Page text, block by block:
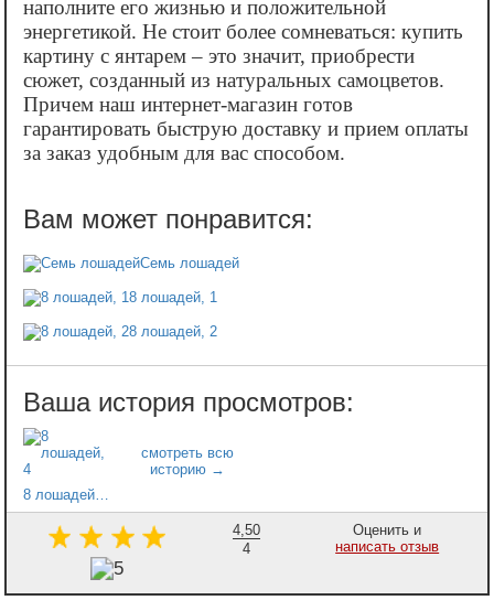
наполните его жизнью и положительной
энергетикой. Не стоит более сомневаться: купить
картину с янтарем – это значит, приобрести
сюжет, созданный из натуральных самоцветов.
Причем наш интернет-магазин готов
гарантировать быструю доставку и прием оплаты
за заказ удобным для вас способом.
Семь лошадей
8 лошадей, 1
8 лошадей, 2
4,50
4
Оценить и
написать отзыв